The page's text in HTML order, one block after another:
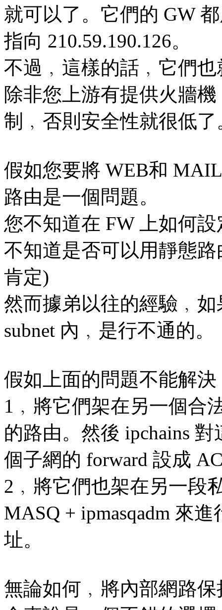
就可以了。它們的 GW
指向 210.59.190.126。
不過﹐這樣的話﹐它們
除非您上游有提供火牆機
制﹐否則安全性就很低了
假如您要將 WEB和
路由是一個問題。
您不知道在 FW 上如何
不知道是否可以用靜態
肯定)
然而據弟以往的經驗﹐
subnet 內﹐是行不通的。
假如上面的問題不能解
1﹐將它們架在另一個合
的路由。然後 ipchains 對
個子網的 forward 設成
2﹐將它們也架在另一段
MASQ + ipmasqadm 來進
址。
無論如何﹐將內部網路